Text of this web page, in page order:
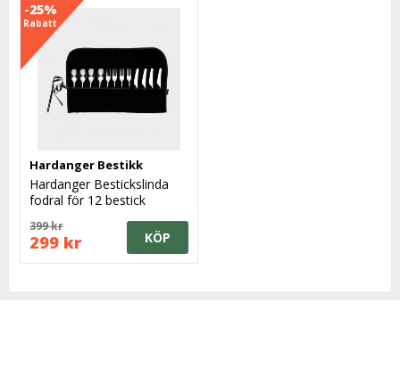
-25%
Rabatt
Hardanger Bestikk
Hardanger Bestickslinda
fodral för 12 bestick
399 kr
299 kr KÖP